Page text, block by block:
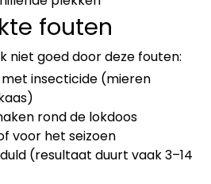
fouten
niet goed door deze fouten:
insecticide (mieren
rond de lokdoos
voor het seizoen
(resultaat duurt vaak 3–14